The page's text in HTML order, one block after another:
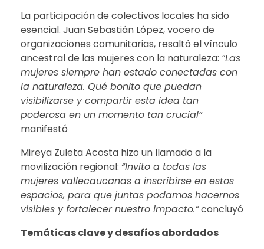
La participación de colectivos locales ha sido
esencial. Juan Sebastián López, vocero de
organizaciones comunitarias, resaltó el vínculo
ancestral de las mujeres con la naturaleza: “Las
mujeres siempre han estado conectadas con
la naturaleza. Qué bonito que puedan
visibilizarse y compartir esta idea tan
poderosa en un momento tan crucial”
manifestó
Mireya Zuleta Acosta hizo un llamado a la
movilización regional: “Invito a todas las
mujeres vallecaucanas a inscribirse en estos
espacios, para que juntas podamos hacernos
visibles y fortalecer nuestro impacto.”concluyó
Temáticas clave y desafíos abordados